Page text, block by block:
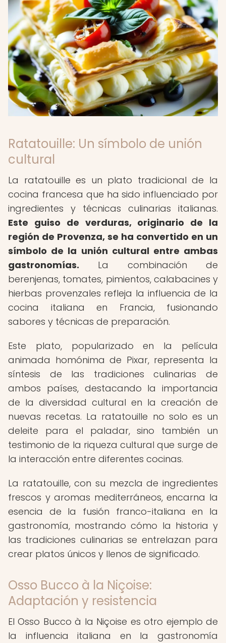
Ratatouille: Un símbolo de unión
cultural
La ratatouille es un plato tradicional de la
cocina francesa que ha sido influenciado por
ingredientes y técnicas culinarias italianas.
Este guiso de verduras, originario de la
región de Provenza, se ha convertido en un
símbolo de la unión cultural entre ambas
gastronomías. La combinación de
berenjenas, tomates, pimientos, calabacines y
hierbas provenzales refleja la influencia de la
cocina italiana en Francia, fusionando
sabores y técnicas de preparación.
Este plato, popularizado en la película
animada homónima de Pixar, representa la
síntesis de las tradiciones culinarias de
ambos países, destacando la importancia
de la diversidad cultural en la creación de
nuevas recetas. La ratatouille no solo es un
deleite para el paladar, sino también un
testimonio de la riqueza cultural que surge de
la interacción entre diferentes cocinas.
La ratatouille, con su mezcla de ingredientes
frescos y aromas mediterráneos, encarna la
esencia de la fusión franco-italiana en la
gastronomía, mostrando cómo la historia y
las tradiciones culinarias se entrelazan para
crear platos únicos y llenos de significado.
Osso Bucco à la Niçoise:
Adaptación y resistencia
El Osso Bucco à la Niçoise es otro ejemplo de
la influencia italiana en la gastronomía